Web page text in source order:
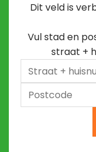
Dit veld is
Vul stad en
straat +
Straat